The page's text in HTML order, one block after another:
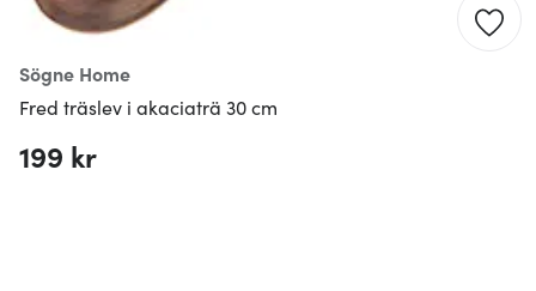
Sögne Home
Fred träslev i akaciaträ 30 cm
199 kr